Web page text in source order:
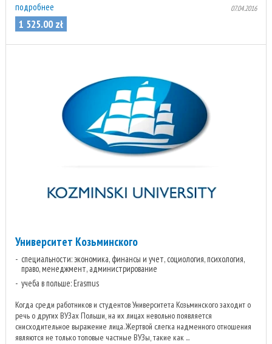
подробнее 07.04.2016
1 525.00 zł
Университет Козьминского
специальности: экономика, финансы и учет, социология, психология,
право, менеджмент, администрирование
учеба в польше: Erasmus
Когда среди работников и студентов Университета Козьминского заходит о
речь о других ВУЗах Польши, на их лицах невольно появляется
снисходительное выражение лица. Жертвой слегка надменного отношения
являются не только топовые частные ВУЗы, такие как ...